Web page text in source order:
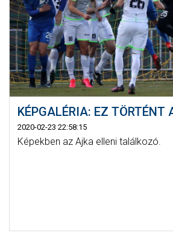
AKKREDITÁCIÓ
KÉPGALÉRIA: EZ TÖRTÉNT
2020-02-23 22:58:15
Képekben az Ajka elleni találkozó.